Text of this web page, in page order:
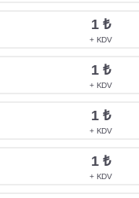
1 ₺
+ KDV
1 ₺
+ KDV
1 ₺
+ KDV
1 ₺
+ KDV